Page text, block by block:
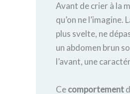
Avant de crier à la
qu’on ne
plus svelte, ne
un abdomen brun
l’avant, une
Cecomportement